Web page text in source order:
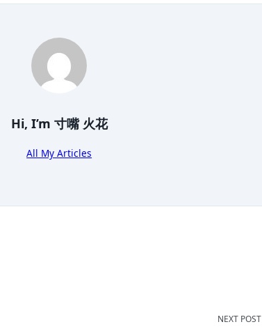
Hi, I’m 寸嘴 火花
All My Articles
NEXT POST